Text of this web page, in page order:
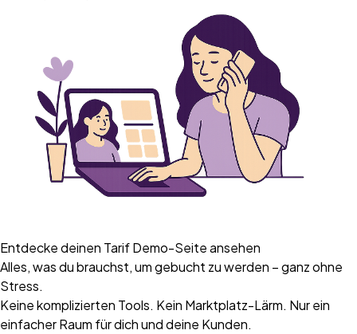
Entdecke deinen TarifDemo-Seite ansehen
Alles, was du brauchst, um gebucht zu werden – ganz ohne
Stress.
Keine komplizierten Tools. Kein Marktplatz-Lärm. Nur ein
einfacher Raum für dich und deine Kunden.